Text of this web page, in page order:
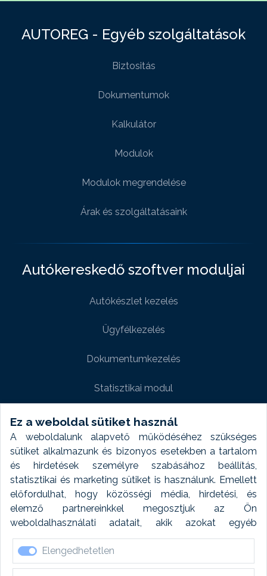
Ez a weboldal sütiket használ
A weboldalunk alapvető működéséhez szükséges
sütiket alkalmazunk és bizonyos esetekben a tartalom
és hirdetések személyre szabásához beállítás,
statisztikai és marketing sütiket is használunk. Emellett
előfordulhat, hogy közösségi média, hirdetési, és
elemző partnereinkkel megosztjuk az Ön
weboldalhasználati adatait, akik azokat egyéb
forrásokból gyűjtött adatokkal kombinálhatják. A sütik
elfogadásával kapcsolatosan naplózást végzünk és
ezen adatokat 6 hónap után automatikusan töröljük. A
Elengedhetetlen
AUTOREG - Egyéb szolgáltatások
Biztositás
Dokumentumok
Kalkulátor
Modulok
Modulok megrendelése
Árak és szolgáltatásaink
Autókereskedő szoftver moduljai
Autókészlet kezelés
Ügyfélkezelés
Dokumentumkezelés
Statisztikai modul
Weboldal modul
Fényképtár extra modul
Autómosó modul
Feladatütemezés